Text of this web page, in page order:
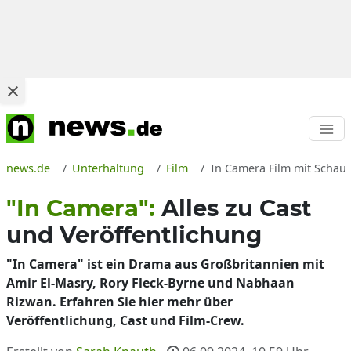
news.de Unterhaltung Film In Camera Film mit
"In Camera": Alles zu Cast
und Veröffentlichung
"In Camera" ist ein Drama aus Großbritannien mit
Amir El-Masry, Rory Fleck-Byrne und Nabhaan
Rizwan. Erfahren Sie hier mehr über
Veröffentlichung, Cast und Film-Crew.